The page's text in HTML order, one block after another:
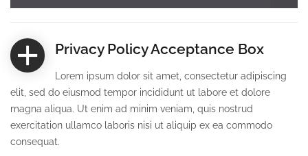
Privacy Policy Acceptance Box
Lorem ipsum dolor sit amet, consectetur adipiscing
elit, sed do eiusmod tempor incididunt ut labore et dolore
magna aliqua. Ut enim ad minim veniam, quis nostrud
exercitation ullamco laboris nisi ut aliquip ex ea commodo
consequat.